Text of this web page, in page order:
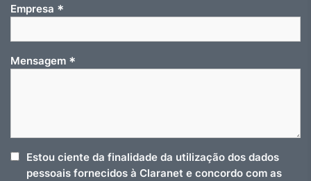
Empresa *
Mensagem *
Estou ciente da finalidade da utilização dos dados
pessoais fornecidos à Claranet e concordo com as